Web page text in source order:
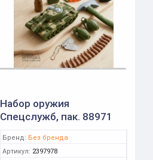
Набор оружия
Спецслужб, пак. 88971
Бренд: Без бренда
Артикул: 2397978